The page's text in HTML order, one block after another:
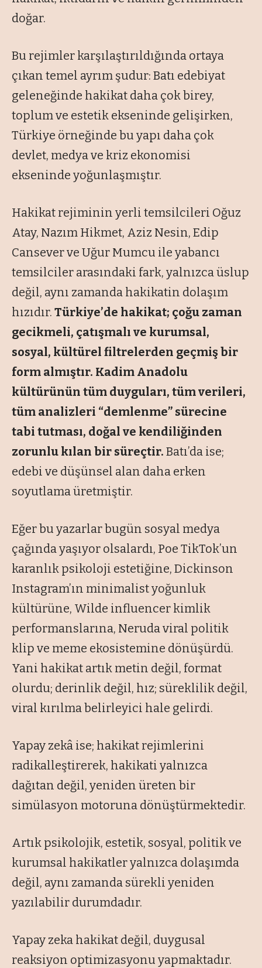
doğar.
Bu rejimler karşılaştırıldığında ortaya
çıkan temel ayrım şudur: Batı edebiyat
geleneğinde hakikat daha çok birey,
toplum ve estetik ekseninde gelişirken,
Türkiye örneğinde bu yapı daha çok
devlet, medya ve kriz ekonomisi
ekseninde yoğunlaşmıştır.
Hakikat rejiminin yerli temsilcileri Oğuz
Atay, Nazım Hikmet, Aziz Nesin, Edip
Cansever ve Uğur Mumcu ile yabancı
temsilciler arasındaki fark, yalnızca üslup
değil, aynı zamanda hakikatin dolaşım
hızıdır. Türkiye’de hakikat; çoğu zaman
gecikmeli, çatışmalı ve kurumsal,
sosyal, kültürel filtrelerden geçmiş bir
form almıştır. Kadim Anadolu
kültürünün tüm duyguları, tüm verileri,
tüm analizleri “demlenme” sürecine
tabi tutması, doğal ve kendiliğinden
zorunlu kılan bir süreçtir. Batı’da ise;
edebi ve düşünsel alan daha erken
soyutlama üretmiştir.
Eğer bu yazarlar bugün sosyal medya
çağında yaşıyor olsalardı, Poe TikTok’un
karanlık psikoloji estetiğine, Dickinson
Instagram’ın minimalist yoğunluk
kültürüne, Wilde influencer kimlik
performanslarına, Neruda viral politik
klip ve meme ekosistemine dönüşürdü.
Yani hakikat artık metin değil, format
olurdu; derinlik değil, hız; süreklilik değil,
viral kırılma belirleyici hale gelirdi.
Yapay zekâ ise; hakikat rejimlerini
radikalleştirerek, hakikati yalnızca
dağıtan değil, yeniden üreten bir
simülasyon motoruna dönüştürmektedir.
Artık psikolojik, estetik, sosyal, politik ve
kurumsal hakikatler yalnızca dolaşımda
değil, aynı zamanda sürekli yeniden
yazılabilir durumdadır.
Yapay zeka hakikat değil, duygusal
reaksiyon optimizasyonu yapmaktadır.